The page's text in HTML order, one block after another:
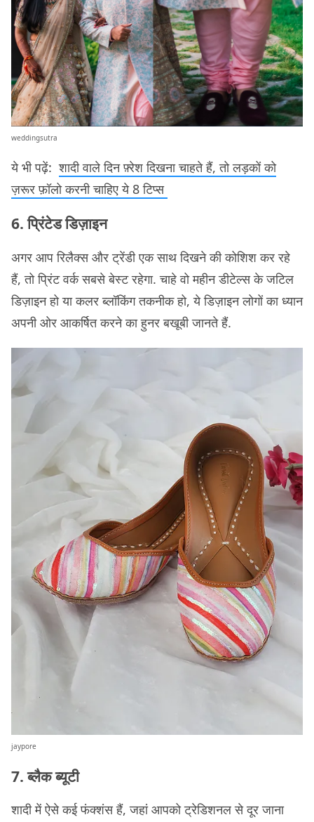
weddingsutra
ये भी पढ़ें:शादी वाले दिन फ़्रेश दिखना चाहते हैं, तो लड़कों को
ज़रूर फ़ॉलो करनी चाहिए ये 8 टिप्स
6. प्रिंटेड डिज़ाइन
अगर आप रिलैक्स और ट्रेंडी एक साथ दिखने की कोशिश कर रहे
हैं, तो प्रिंट वर्क सबसे बेस्ट रहेगा. चाहे वो महीन डीटेल्स के जटिल
डिज़ाइन हो या कलर ब्लॉकिंग तकनीक हो, ये डिज़ाइन लोगों का ध्यान
अपनी ओर आकर्षित करने का हुनर बखूबी जानते हैं.
jaypore
7. ब्लैक ब्यूटी
शादी में ऐसे कई फंक्शंस हैं, जहां आपको ट्रेडिशनल से दूर जाना